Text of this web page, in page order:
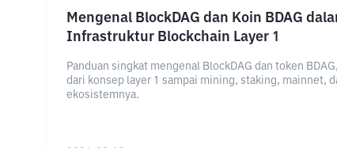
Mengenal BlockDAG dan Koin BDAG
Infrastruktur Blockchain Layer 1
Panduan singkat mengenal BlockDAG dan token BDAG,
dari konsep layer 1 sampai mining, staking, mainnet,
ekosistemnya.